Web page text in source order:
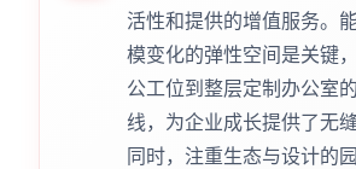
活性和提供的增值服务。
模变化的弹性空间是关键
公工位到整层定制办公室
线，为企业成长提供了无
同时，注重生态与设计的